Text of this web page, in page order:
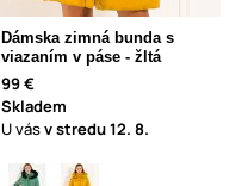
Dámska zimná bunda s
viazaním v páse - žltá
99 €
Skladem
U vásv stredu12. 8.